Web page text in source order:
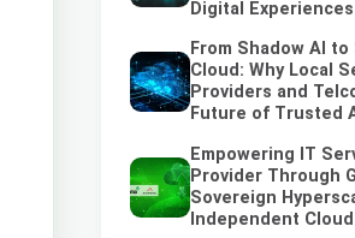
Digital Experiences
From Shadow AI
Cloud: Why Local
Providers and
Future of Trusted
Empowering IT
Provider Through
Sovereign
Independent